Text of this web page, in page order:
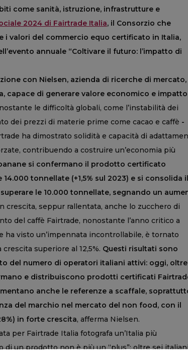
come sanità, istruzione, infrastrutture e
2024 di Fairtrade Italia, il Consorzio che
i valori del commercio equo certificato in Italia,
annuale “Coltivare il futuro: l’impatto di
con Nielsen, azienda di ricerche di mercato,
capace di generare valore economico e impatto
le difficoltà globali, come l’instabilità dei
dei prezzi di materie prime come cacao e caffè -
ha dimostrato solidità e capacità di
contribuendo a costruire un’economia più
si confermano il prodotto certificato
tonnellate (+1,5% sul 2023) e si consolida il
le 10.000 tonnellate, segnando un
crescita, seppur rallentata, anche lo zucchero di
del caffè Fairtrade, nonostante l’anno critico a
ha visto un’impennata incontrollabile, è tornato
superiore al 12,5%. Questi risultati sono
del numero di operatori italiani attivi: oggi, oltre
e distribuiscono prodotti certificati
anche le referenze a scaffale,
del marchio nel mercato del non food, con il
in forte crescita, afferma Nielsen.
per Fairtrade Italia fotografa un’Italia più
di un prodotto non è più un “plus”: oltre sei